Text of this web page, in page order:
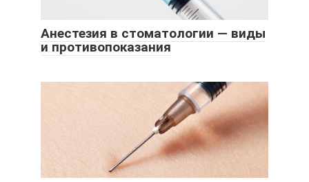
Анестезия в стоматологии — виды
и противопоказания